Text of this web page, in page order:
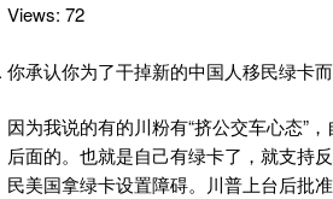
Views: 72
你承认你为了干掉新的中国人移民绿卡
因为我说的有的川粉有“挤公交车心态”
后面的。也就是自己有绿卡了，就支持
民美国拿绿卡设置障碍。 川普上台后批